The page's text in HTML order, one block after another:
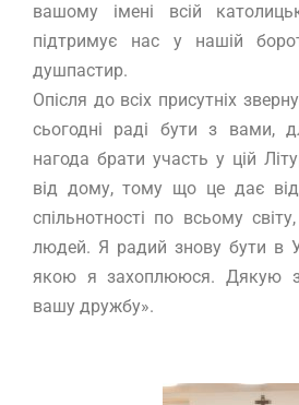
вашому імені всій
підтримує нас у нашій
душпастир.
Опісля до всіх присутніх
сьогодні раді бути з вами,
нагода брати участь у цій
від дому, тому що це дає
спільнотності по всьому
людей. Я радий знову бути в
якою я захоплююся. Дякую
вашу дружбу».